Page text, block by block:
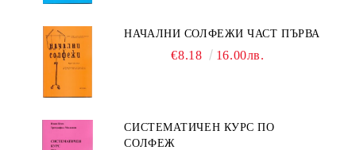
НАЧАЛНИ СОЛФЕЖИ ЧАСТ ПЪРВА
€8.18 16.00лв.
СИСТЕМАТИЧЕН КУРС ПО
СОЛФЕЖ